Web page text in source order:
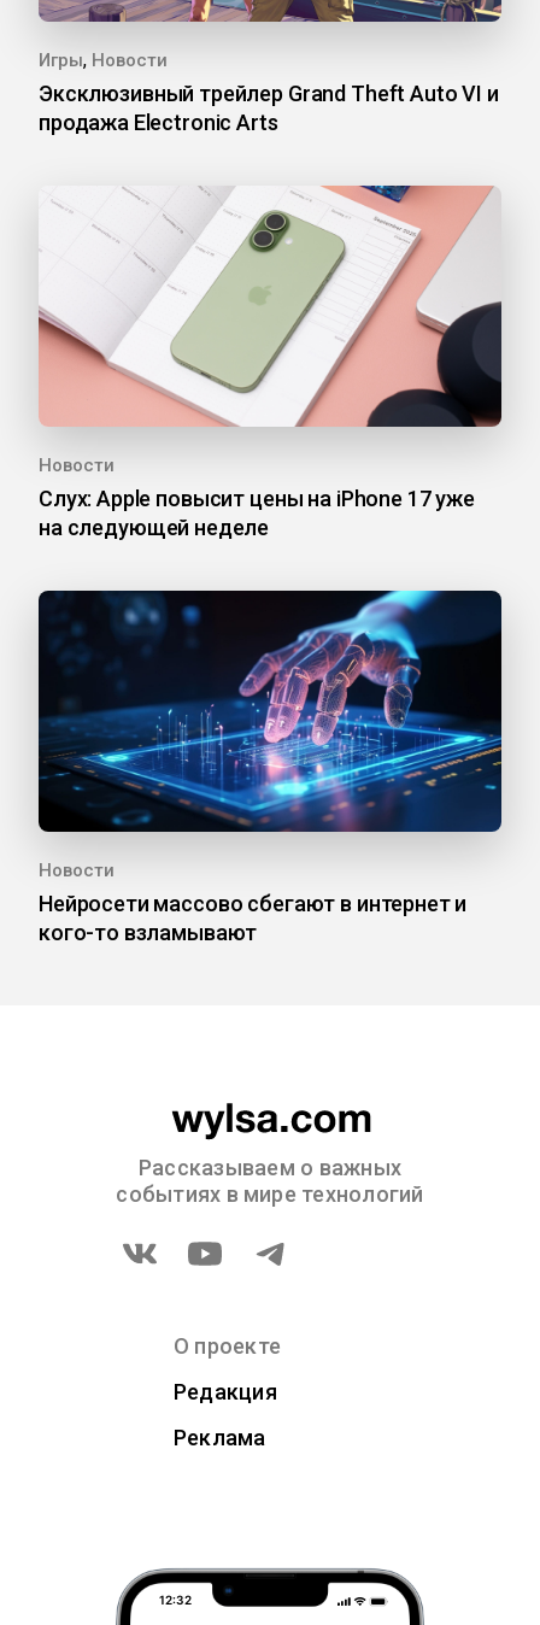
Игры, Новости
Эксклюзивный трейлер Grand Theft Auto VI и
продажа Electronic Arts
Новости
Слух: Apple повысит цены на iPhone 17 уже
на следующей неделе
Новости
Нейросети массово сбегают в интернет и
кого-то взламывают
Рассказываем о важных
событиях в мире технологий
О проекте
Редакция
Реклама
12:32